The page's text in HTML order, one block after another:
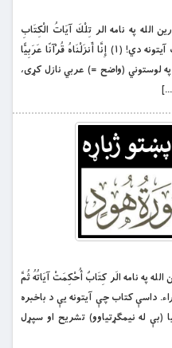
الله په نامه الر تِلْكَ آيَاتُ الْكِتَابِ
الْمُبِينِ ﴿۱﴾ الف،لام، را، دا د څرګند كتاب آيتونه دي! (۱) إِنَّا أَنزَلْنَاهُ قُرْآنًا عَرَبِيًّا
موږ دا په لوستوني (واضح =) عربي نازل کړى،
په نامه الَر كِتَابٌ أُحْكِمَتْ آيَاتُهُ ثُمَّ
﴿۱﴾ الف لام، راء. داسې کتاب چې آیتونه یې د باخبره
(بې له نیمګړتیاوو) تشریح او سپړل